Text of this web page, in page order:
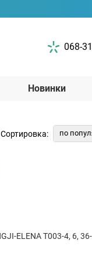
068-
Новинки
Сортировка: по